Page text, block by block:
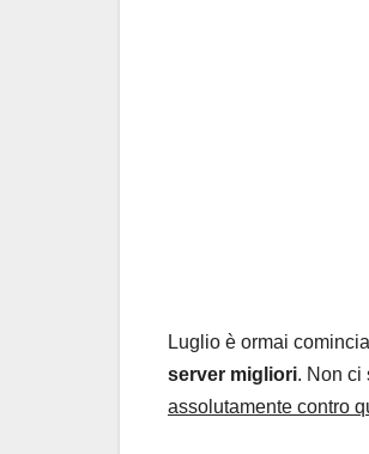
Luglio è ormai
server migliori. Non ci
assolutamente contro